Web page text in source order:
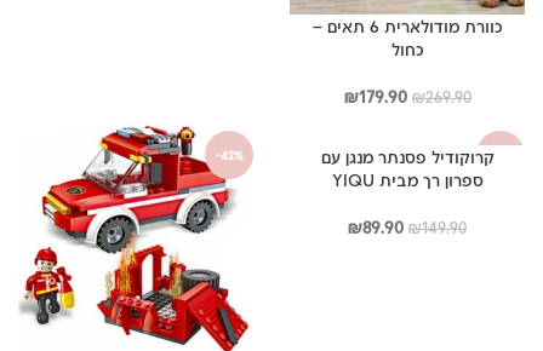
כוורת מודולארית 6 תאים –
כחול
₪269.90
המחיר
₪269.90.
₪179.90
המחיר
₪179.90.
-40%קרוקודיל פסנתר מנגן עם
ספרון רך מבית YIQU
₪149.90
המחיר₪89.90
המחיר
-42%